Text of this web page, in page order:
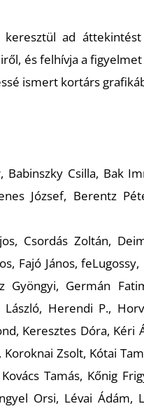
keresztül ad
és felhívja a
ismert kortárs
Csilla, Bak
József, Berentz
Csordás Zoltán,
Fajó János,
Gyöngyi, Germán
Herendi P.,
Keresztes Dóra, Kéri
Zsolt, Kótai
Tamás, Kőnig
Orsi, Lévai Ádám,